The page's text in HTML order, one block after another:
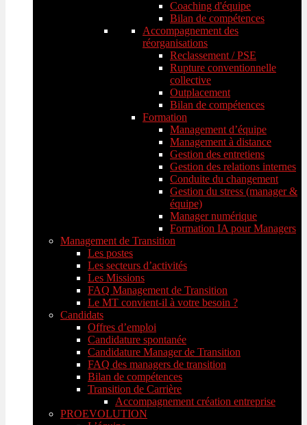
Coaching d'équipe
Bilan de compétences
Accompagnement des
réorganisations
Reclassement / PSE
Rupture conventionnelle
collective
Outplacement
Bilan de compétences
Formation
Management d’équipe
Management à distance
Gestion des entretiens
Gestion des relations internes
Conduite du changement
Gestion du stress (manager &
équipe)
Manager numérique
Formation IA pour Managers
Management de Transition
Les postes
Les secteurs d’activités
Les Missions
FAQ Management de Transition
Le MT convient-il à votre besoin ?
Candidats
Offres d’emploi
Candidature spontanée
Candidature Manager de Transition
FAQ des managers de transition
Bilan de compétences
Transition de Carrière
Accompagnement création entreprise
PROEVOLUTION